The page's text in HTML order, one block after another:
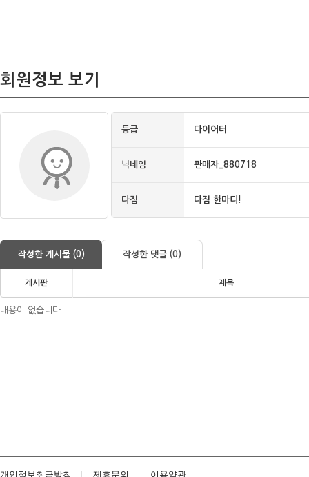
회원정보 보기
등급 다이어터
닉네임 판매자_880718
다짐 다짐 한마디!
작성한 게시물 (0) 작성한 댓글 (0)
게시판 제목
내용이 없습니다.
개인정보취급방침 제휴문의 이용약관